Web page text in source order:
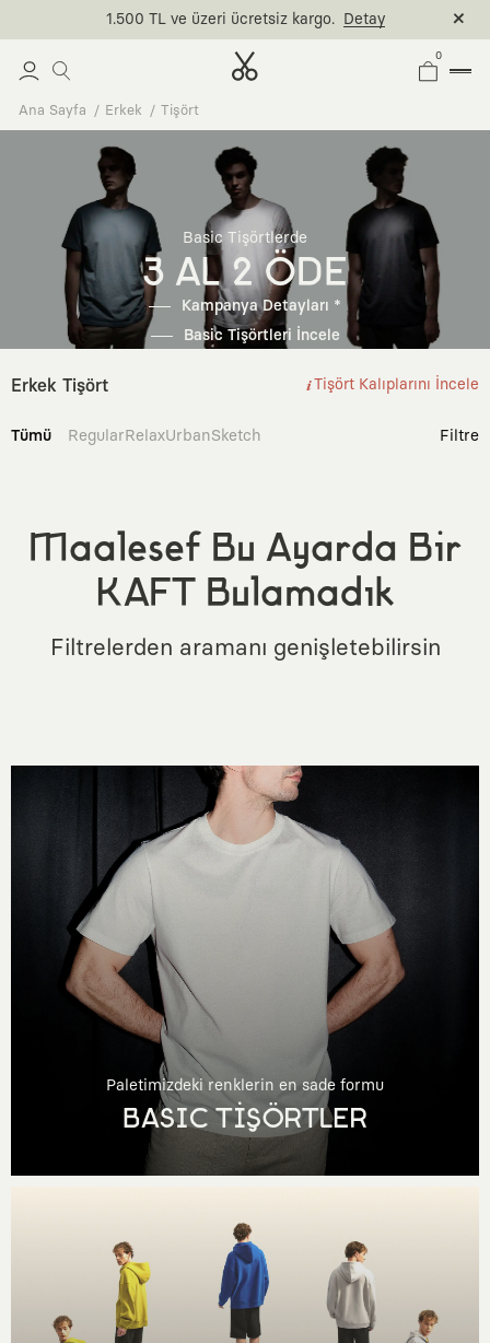
1.500 TL ve üzeri ücretsiz kargo. Detay
0
Ana Sayfa Erkek Tişört
Basic Tişörtlerde
3 AL 2 ÖDE
Kampanya Detayları *
Basic Tişörtleri İncele
Erkek Tişört Tişört Kalıplarını İncele
Tümü RegularRelaxUrbanSketch Filtre
Maalesef Bu Ayarda Bir
KAFT Bulamadık
Filtrelerden aramanı genişletebilirsin
Paletimizdeki renklerin en sade formu
BASIC TİŞÖRTLER